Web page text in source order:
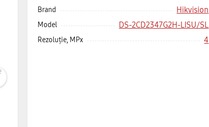
Brand Hikvision
Model DS-2CD2347G2H-LISU/SL
Rezoluție, MPx 4